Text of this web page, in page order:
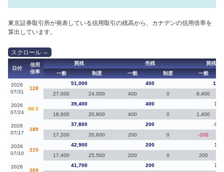
東京証券取引所が発表している信用取引の残高から、カナデンの信用倍率を
算出しています。
日付
信用
倍率
買残 売残
買残（
一般
制度 一般 制度 一般
2026
07/31
128
51,000 400
27,000
24,000 400 0 8,400
2026
07/24
98.5
39,400 400
18,600
20,800 400 0 1,400
2026
07/17
189
37,800 200
-
17,200
20,600 200 0 -200
2026
07/10
215
42,900 200
17,400
25,500 200 0 200
2026
209
41,700 200